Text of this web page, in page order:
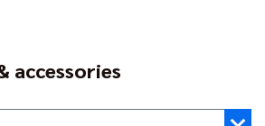
accessories